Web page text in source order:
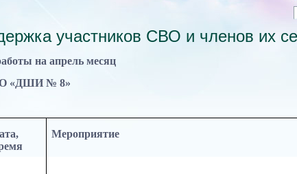
участников СВО и членов их
аботы на апрель месяц
«ДШИ № 8»
Мероприятие